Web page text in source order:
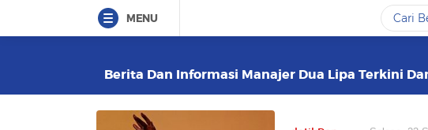
MENU
Berita Dan Informasi Manajer Dua Lipa Terkini